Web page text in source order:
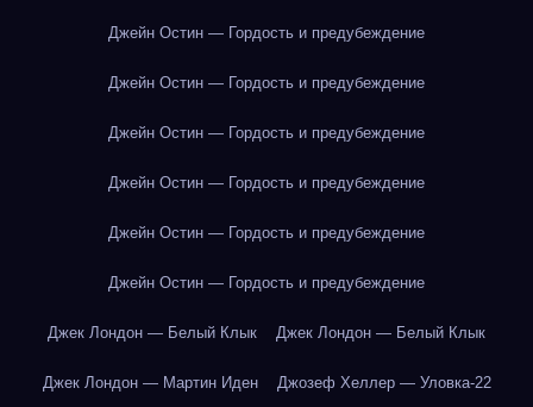
Джейн Остин — Гордость и предубеждение
Джейн Остин — Гордость и предубеждение
Джейн Остин — Гордость и предубеждение
Джейн Остин — Гордость и предубеждение
Джейн Остин — Гордость и предубеждение
Джейн Остин — Гордость и предубеждение
Джек Лондон — Белый Клык Джек Лондон — Белый Клык
Джек Лондон — Мартин Иден Джозеф Хеллер — Уловка-22